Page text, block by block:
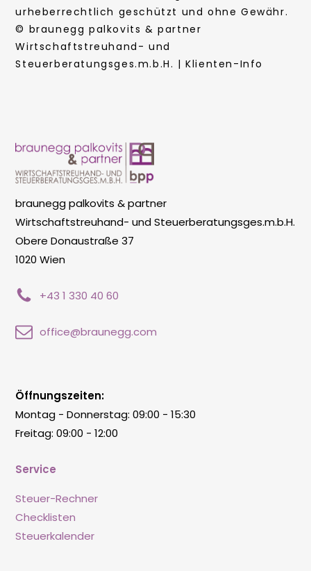
urheberrechtlich geschützt und ohne Gewähr.
© braunegg palkovits & partner
Wirtschaftstreuhand- und
Steuerberatungsges.m.b.H. | Klienten-Info
braunegg palkovits & partner
Wirtschaftstreuhand- und Steuerberatungsges.m.b.H.
Obere Donaustraße 37
1020 Wien
+43 1 330 40 60
office@braunegg.com
Service
Steuer-Rechner
Checklisten
Steuerkalender
Öffnungszeiten:
Montag - Donnerstag: 09:00 - 15:30
Freitag: 09:00 - 12:00